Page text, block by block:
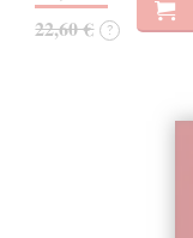
22,60 € ?